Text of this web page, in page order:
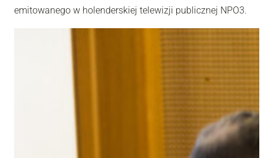
emitowanego w holenderskiej telewizji publicznej NPO3.